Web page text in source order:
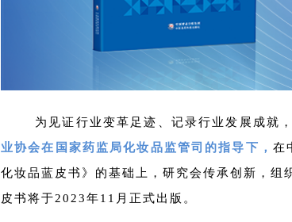
为见证行业变革足迹、记录行业发展成就
业协会在国家药监局化妆品监管司的指导下 ， 在
化妆品蓝皮书》的基础上，研究会传承创新，
皮书将于2023年11月正式出版。